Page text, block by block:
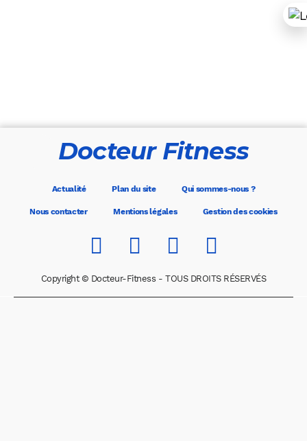
Docteur Fitness
Actualité Plan du site Qui sommes-nous ?
Nous contacter Mentions légales Gestion des cookies
Copyright © Docteur-Fitness - TOUS DROITS RÉSERVÉS